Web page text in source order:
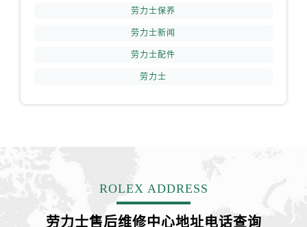
劳力士保养
劳力士新闻
劳力士配件
劳力士
ROLEX ADDRESS
劳力士售后维修中心地址电话查询